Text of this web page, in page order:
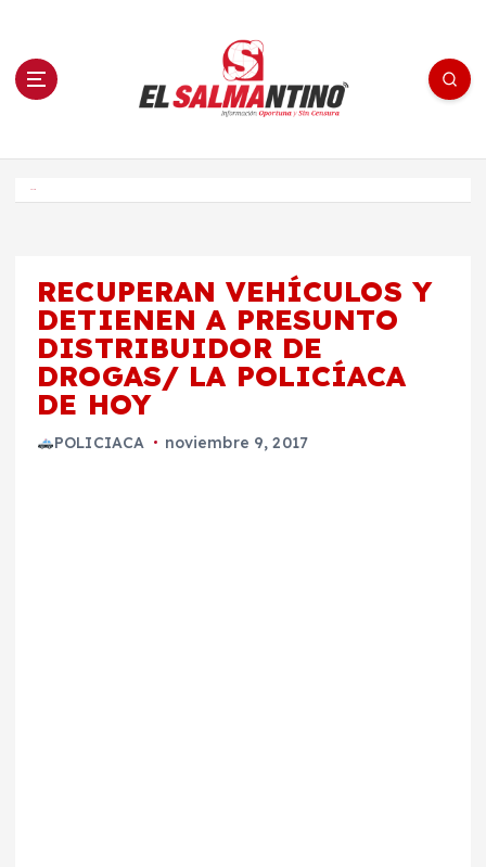
n El Salmantino - medios/noticias/editorial
RECUPERAN VEHÍCULOS Y
DETIENEN A PRESUNTO
DISTRIBUIDOR DE
DROGAS/ LA POLICÍACA
DE HOY
POLICIACA noviembre 9, 2017